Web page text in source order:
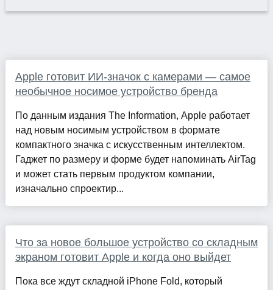
Apple готовит ИИ-значок с камерами — самое
необычное носимое устройство бренда
По данным издания The Information, Apple работает
над новым носимым устройством в формате
компактного значка с искусственным интеллектом.
Гаджет по размеру и форме будет напоминать AirTag
и может стать первым продуктом компании,
изначально спроектир...
Что за новое большое устройство со складным
экраном готовит Apple и когда оно выйдет
Пока все ждут складной iPhone Fold, который